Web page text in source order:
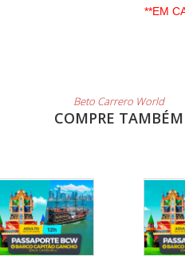
**EM
Beto Carrero World
COMPRE TAMBÉM